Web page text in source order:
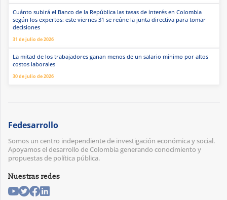
Cuánto subirá el Banco de la República las tasas de interés en Colombia
según los expertos: este viernes 31 se reúne la junta directiva para tomar
decisiones
31 de julio de 2026
La mitad de los trabajadores ganan menos de un salario mínimo por altos
costos laborales
30 de julio de 2026
Fedesarrollo
Somos un centro independiente de investigación económica y social.
Apoyamos el desarrollo de Colombia generando conocimiento y
propuestas de política pública.
Nuestras redes